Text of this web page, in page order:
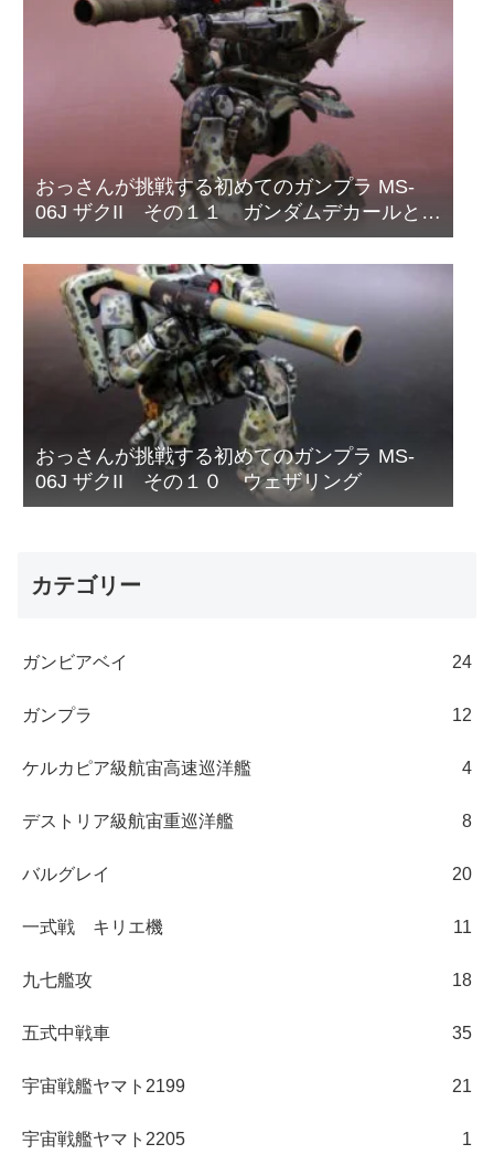
おっさんが挑戦する初めてのガンプラ MS-
06J ザクII その１１ ガンダムデカールと偽
装網の取り付け
おっさんが挑戦する初めてのガンプラ MS-
06J ザクII その１０ ウェザリング
カテゴリー
ガンビアベイ 24
ガンプラ 12
ケルカピア級航宙高速巡洋艦 4
デストリア級航宙重巡洋艦 8
バルグレイ 20
一式戦 キリエ機 11
九七艦攻 18
五式中戦車 35
宇宙戦艦ヤマト2199 21
宇宙戦艦ヤマト2205 1